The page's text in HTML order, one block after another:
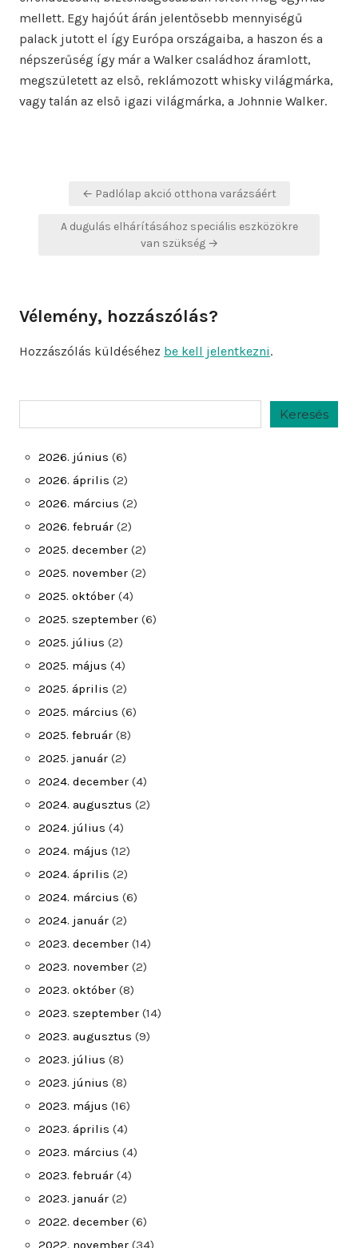
mellett. Egy hajóút árán jelentősebb mennyiségű
palack jutott el így Európa országaiba, a haszon és a
népszerűség így már a Walker családhoz áramlott,
megszületett az első, reklámozott whisky világmárka,
vagy talán az első igazi világmárka, a Johnnie Walker.
Bejegyzés← Padlólap akció otthona varázsáért
A dugulás elhárításához speciális eszközökre
van szükség →
Vélemény, hozzászólás?
Hozzászólás küldéséhez be kell jelentkezni.
Keresés
2026. június (6)
2026. április (2)
2026. március (2)
2026. február (2)
2025. december (2)
2025. november (2)
2025. október (4)
2025. szeptember (6)
2025. július (2)
2025. május (4)
2025. április (2)
2025. március (6)
2025. február (8)
2025. január (2)
2024. december (4)
2024. augusztus (2)
2024. július (4)
2024. május (12)
2024. április (2)
2024. március (6)
2024. január (2)
2023. december (14)
2023. november (2)
2023. október (8)
2023. szeptember (14)
2023. augusztus (9)
2023. július (8)
2023. június (8)
2023. május (16)
2023. április (4)
2023. március (4)
2023. február (4)
2023. január (2)
2022. december (6)
2022. november (34)